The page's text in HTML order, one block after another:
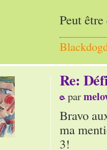
Peut
Re:
par
Bravo
ma
3!